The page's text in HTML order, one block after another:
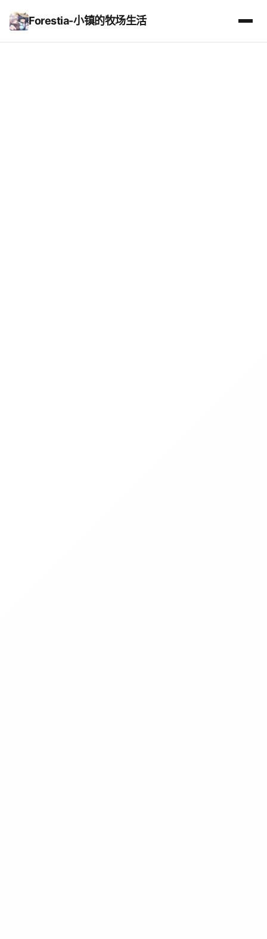
Forestia-小镇的牧场生活